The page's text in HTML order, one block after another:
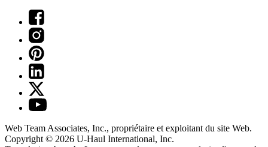
Web Team Associates, Inc., propriétaire et exploitant du site Web.
Copyright © 2026 U-Haul International, Inc.